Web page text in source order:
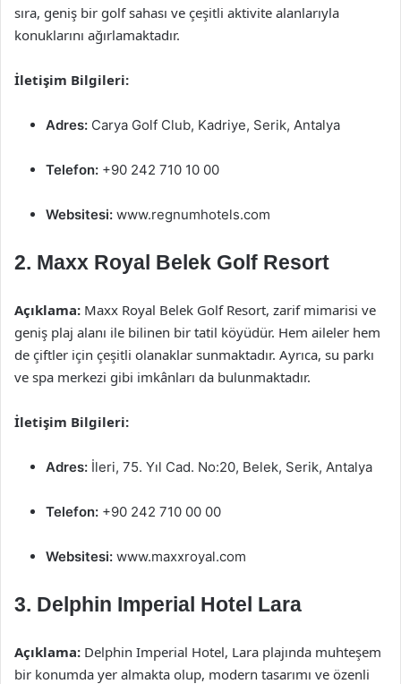
sıra, geniş bir golf sahası ve çeşitli aktivite alanlarıyla
konuklarını ağırlamaktadır.
İletişim Bilgileri:
Adres: Carya Golf Club, Kadriye, Serik, Antalya
Telefon: +90 242 710 10 00
Websitesi: www.regnumhotels.com
2. Maxx Royal Belek Golf Resort
Açıklama: Maxx Royal Belek Golf Resort, zarif mimarisi ve
geniş plaj alanı ile bilinen bir tatil köyüdür. Hem aileler hem
de çiftler için çeşitli olanaklar sunmaktadır. Ayrıca, su parkı
ve spa merkezi gibi imkânları da bulunmaktadır.
İletişim Bilgileri:
Adres: İleri, 75. Yıl Cad. No:20, Belek, Serik, Antalya
Telefon: +90 242 710 00 00
Websitesi: www.maxxroyal.com
3. Delphin Imperial Hotel Lara
Açıklama: Delphin Imperial Hotel, Lara plajında muhteşem
bir konumda yer almakta olup, modern tasarımı ve özenli